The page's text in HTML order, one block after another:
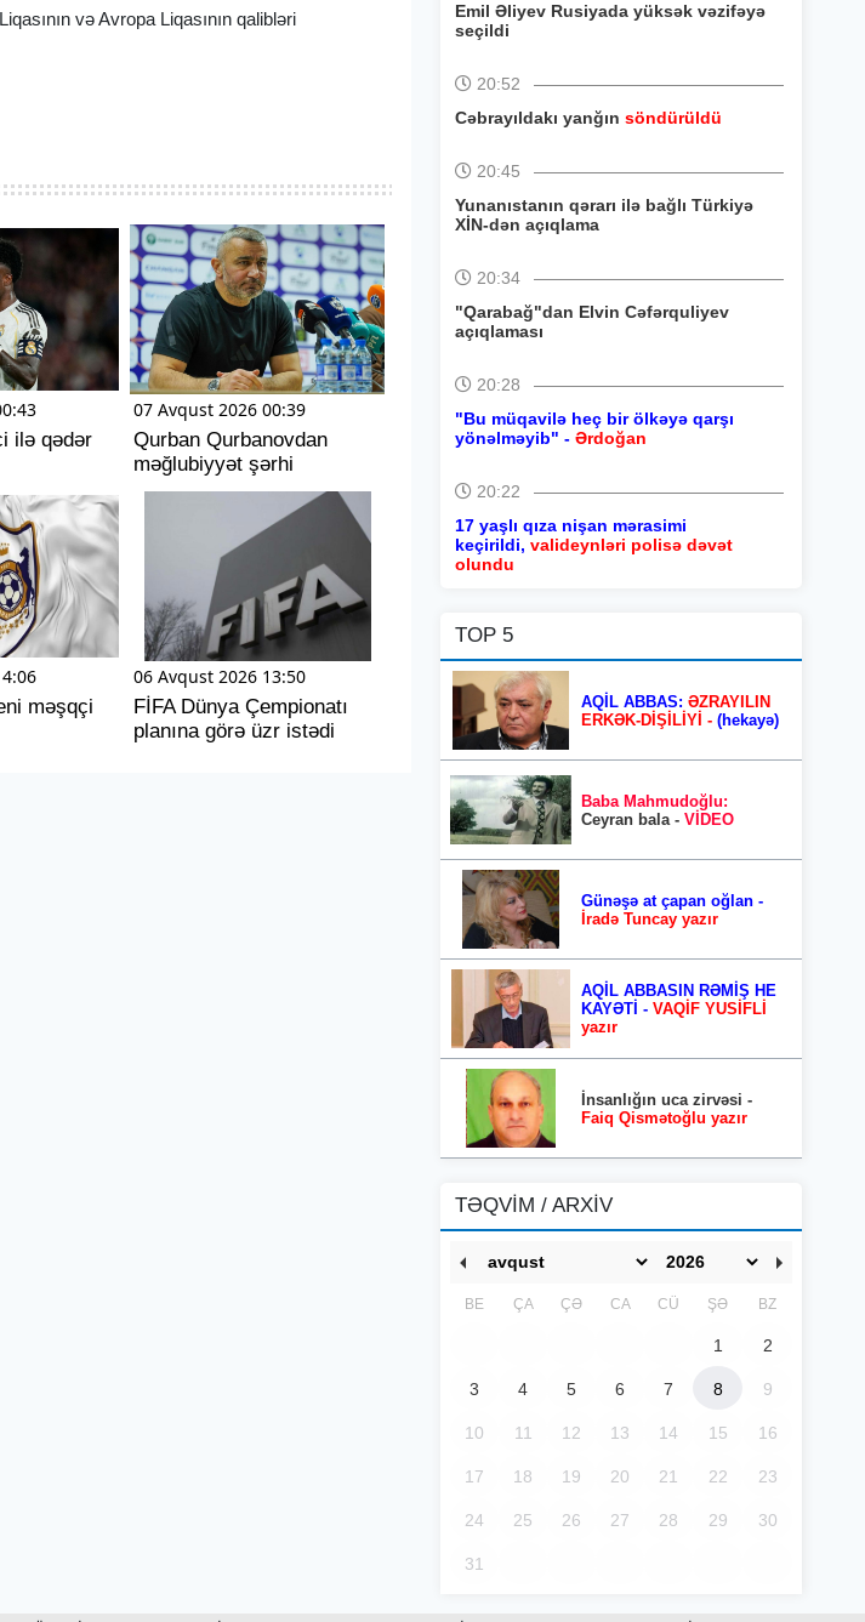
və Avropa Liqasının qalibləri
ilə qədər
07 Avqust 2026 00:39
Qurban Qurbanovdan
məğlubiyyət şərhi
məşqçi
06 Avqust 2026 13:50
FİFA Dünya Çempionatı
planına görə üzr istədi
Emil Əliyev Rusiyada yüksək vəzifəyə
seçildi
20:52
Cəbrayıldakı yanğın söndürüldü
20:45
Yunanıstanın qərarı ilə bağlı Türkiyə
XİN-dən açıqlama
20:34
"Qarabağ"dan Elvin Cəfərquliyev
açıqlaması
20:28
"Bu müqavilə heç bir ölkəyə qarşı
yönəlməyib" - Ərdoğan
20:22
17 yaşlı qıza nişan mərasimi
keçirildi, valideynləri polisə dəvət
olundu
TOP 5
AQİL ABBAS: ƏZRAYILIN
ERKƏK-DİŞİLİYİ - (hekayə)
Baba Mahmudoğlu:
Ceyran bala - VİDEO
Günəşə at çapan oğlan -
İradə Tuncay yazır
AQİL ABBASIN RƏMİŞ HE
KAYƏTİ - VAQİF YUSİFLİ
yazır
İnsanlığın uca zirvəsi -
Faiq Qismətoğlu yazır
TƏQVİM / ARXİV
BE ÇA ÇƏ CA CÜ ŞƏ BZ
1 2
3 4 5 6 7 8 9
10 11 12 13 14 15 16
17 18 19 20 21 22 23
24 25 26 27 28 29 30
31